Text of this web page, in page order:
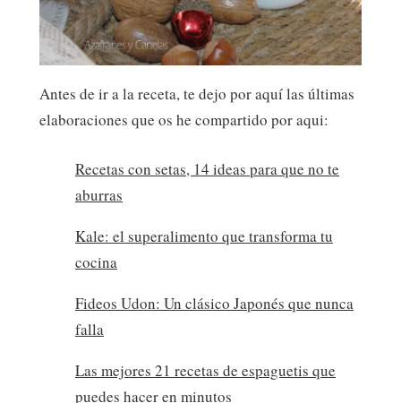
Antes de ir a la receta, te dejo por aquí las últimas
elaboraciones que os he compartido por aqui:
Recetas con setas, 14 ideas para que no te
aburras
Kale: el superalimento que transforma tu
cocina
Fideos Udon: Un clásico Japonés que nunca
falla
Las mejores 21 recetas de espaguetis que
puedes hacer en minutos